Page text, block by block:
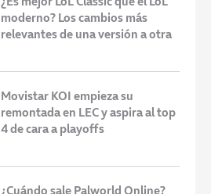
moderno? Los cambios más
relevantes de una versión a otra
Movistar KOI empieza su
remontada en LEC y aspira al top
4 de cara a playoffs
¿Cuándo sale Palworld Online?